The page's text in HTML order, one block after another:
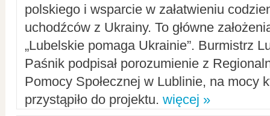
polskiego i wsparcie w załatwieniu
uchodźców z Ukrainy. To główne
„Lubelskie pomaga Ukrainie”. Burmistrz
Paśnik podpisał porozumienie z
Pomocy Społecznej w Lublinie, na mocy
przystąpiło do projektu. więcej »